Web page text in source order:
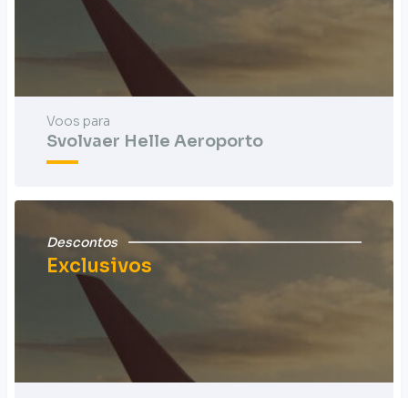
Voos para
Svolvaer Helle Aeroporto
Descontos
Exclusivos